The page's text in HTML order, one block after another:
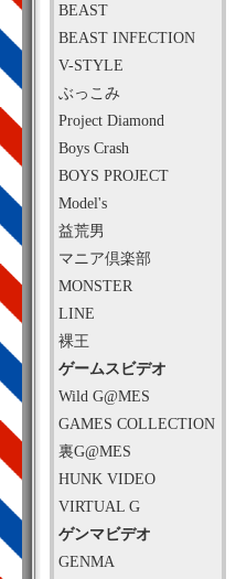
BEAST
BEAST INFECTION
V-STYLE
ぶっこみ
Project Diamond
Boys Crash
BOYS PROJECT
Model's
益荒男
マニア倶楽部
MONSTER
LINE
裸王
ゲームスビデオ
Wild G@MES
GAMES COLLECTION
裏G@MES
HUNK VIDEO
VIRTUAL G
ゲンマビデオ
GENMA